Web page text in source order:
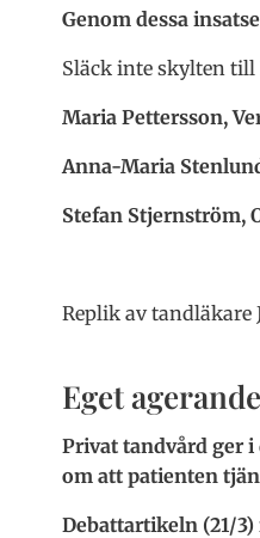
Genom dessa
Släck inte skylten till
Maria Pettersson,
Anna-Maria
Stefan Stjernström,
Replik av tandläkare
Eget
Privat tandvård ger
om att patienten
Debattartikeln (21/